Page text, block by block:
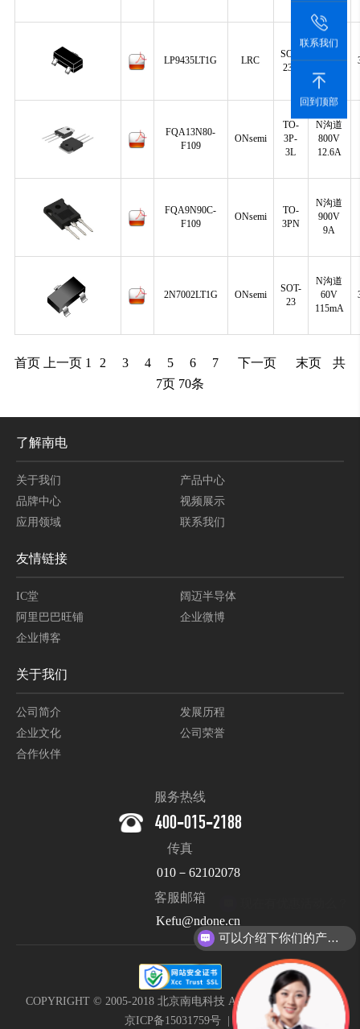
LP9435LT1G LRC
SOT-
23E
P沟道
30V
5.3A
FQA13N80-
F109
ONsemi
TO-
3P-
3L
N沟道
800V
12.6A
FQA9N90C-
F109
ONsemi
TO-
3PN
N沟道
900V
9A
2N7002LT1G ONsemi
SOT-
23
N沟道
60V
115mA
首页 上一页 1 2 3 4 5 6 7 下一页 末页
共
7页 70条
了解南电
关于我们
产品中心
品牌中心
视频展示
应用领域
联系我们
友情链接
IC堂
阔迈半导体
阿里巴巴旺铺
企业微博
企业博客
关于我们
公司简介
发展历程
企业文化
公司荣誉
合作伙伴
服务热线
400-015-2188
传真
010－62102078
客服邮箱
Kefu@ndone.cn
COPYRIGHT © 2005-2018 北京南电科技 All Rights Reserved. |
京ICP备15031759号|
联系我们
回到顶部
可以介绍下你们的产品么？